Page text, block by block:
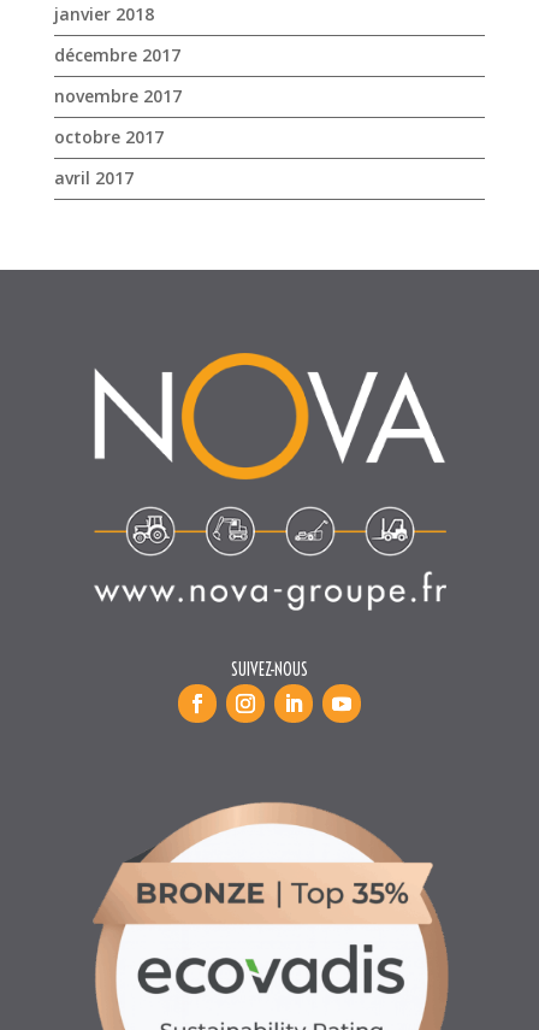
janvier 2018
décembre 2017
novembre 2017
octobre 2017
avril 2017
SUIVEZ-NOUS